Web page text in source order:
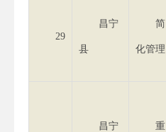
29
昌宁
县
简
化管理
昌宁 重